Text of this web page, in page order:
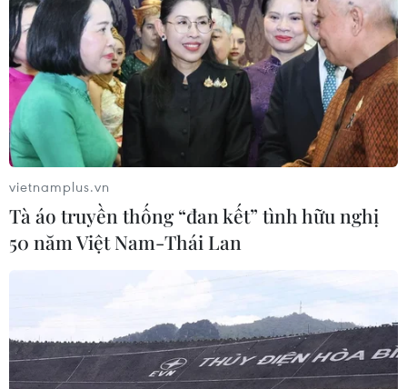
#Du học Mỹ
#Cuba-Mỹ
#Đối thoại nhân quyền Mỹ-Cuba
#Người dân Cuba
#Phân biệt chủng tộc
#Đảo quốc Tự do
Cuba
Mỹ
Theo dõi VietnamPlus
TIN LIÊN QUAN
vietnamplus.vn
Tà áo truyền thống “đan kết” tình hữu nghị
50 năm Việt Nam-Thái Lan